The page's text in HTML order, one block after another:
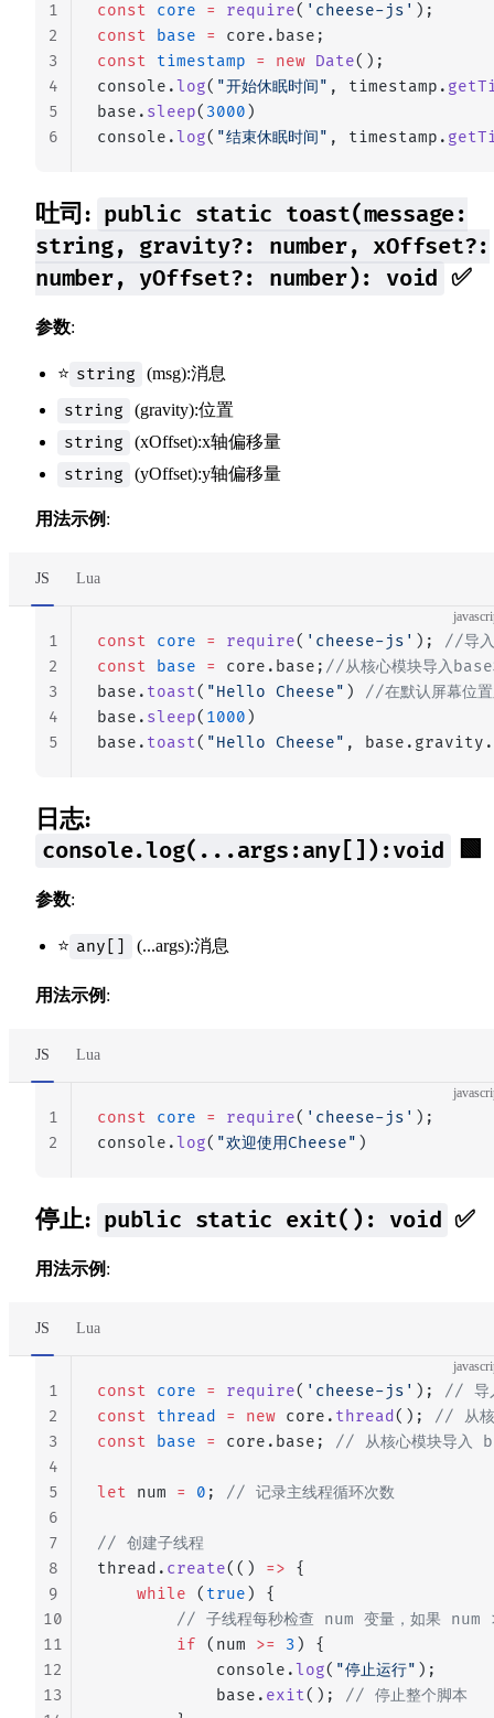
const core = require( 'cheese-js' );
const base =
core.base;
const timestamp = new Date();
console.log( "开始休眠时间" , timestamp.
base. sleep( 3000 )
console.log( "结束休眠时间" , timestamp.
1
2
3
4
5
6
吐司: public static toast(message:
string, gravity?: number, xOffset?:
number, yOffset?: number): void ✅
参数:
⭐ string
(msg):消息
string
(gravity):位置
string
(xOffset):x轴偏移量
string
(yOffset):y轴偏移量
用法示例 :
JS Lua
const core = require( 'cheese-js' ); //导入
const base = core.base; //从核心模块导入base
base. toast( "Hello Cheese" ) //在默认屏幕位置
base. sleep( 1000 )
base. toast( "Hello Cheese" , base.gravity.
1
2
3
4
5
日志:
console.log(...args:any[]):void
🟩
参数:
⭐ any[] (...args):消息
用法示例 :
JS Lua
const core = require( 'cheese-js' );
console.log( "欢迎使用Cheese" )
1
2
停止: public static exit(): void ✅
用法示例 :
JS Lua
const core = require( 'cheese-js' ); // 导
const thread = new core. thread (); // 从核
const base = core.base; // 从核心模块导入
let num = 0 ; // 记录主线程循环次数
// 创建子线程
thread. create(() => {
    while
( true ) {
// 子线程每秒检查 num 变量，如果 num
        if
(num >= 3 ) {
            console.
log( "停止运行" );
            base.
exit(); // 停止整个脚本
1
2
3
4
5
6
7
8
9
10
11
12
13